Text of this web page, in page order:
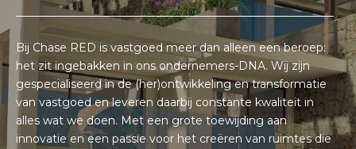
Bij Chase RED is vastgoed meer dan alleen een beroep:
het zit ingebakken in ons ondernemers-DNA. Wij zijn
gespecialiseerd in de (her)ontwikkeling en transformatie
van vastgoed en leveren daarbij constante kwaliteit in
alles wat we doen. Met een grote toewijding aan
innovatie en een passie voor het creëren van ruimtes die